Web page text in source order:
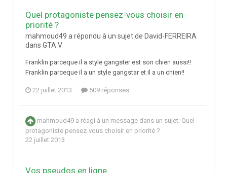
Quel protagoniste pensez-vous choisir en
priorité ?
mahmoud49 a répondu à un sujet de David-FERREIRA
dans GTA V
Franklin parceque il a style gangster est son chien aussi!!
Franklin parceque il a un style gangstar et il a un chien!!
22 juillet 2013 509 réponses
mahmoud49 a réagi à un message dans un sujet: Quel
protagoniste pensez-vous choisir en priorité ?
22 juillet 2013
Vos pseudos en ligne